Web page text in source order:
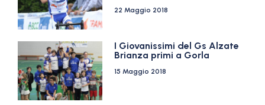
22 Maggio 2018
I Giovanissimi del Gs Alzate
Brianza primi a Gorla
15 Maggio 2018